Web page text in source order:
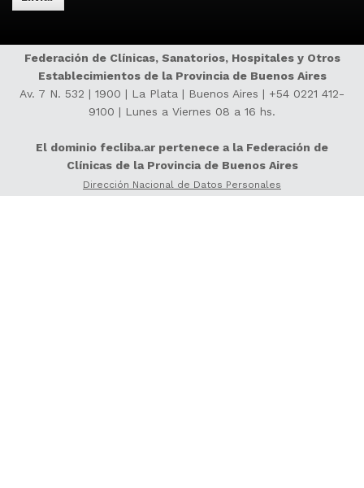
Federación de Clínicas, Sanatorios, Hospitales y Otros
Establecimientos de la Provincia de Buenos Aires
Av. 7 N. 532 | 1900 | La Plata | Buenos Aires | +54 0221 412-
9100 | Lunes a Viernes 08 a 16 hs.
El dominio fecliba.ar pertenece a la Federación de
Clínicas de la Provincia de Buenos Aires
Dirección Nacional de Datos Personales